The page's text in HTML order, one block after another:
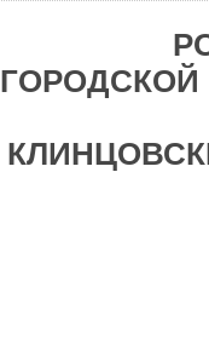
ГОРОДСКОЙ